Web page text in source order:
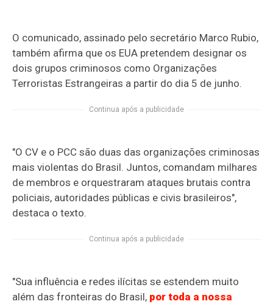
O comunicado, assinado pelo secretário Marco Rubio,
também afirma que os EUA pretendem designar os
dois grupos criminosos como Organizações
Terroristas Estrangeiras a partir do dia 5 de junho.
Continua após a publicidade
"O CV e o PCC são duas das organizações criminosas
mais violentas do Brasil. Juntos, comandam milhares
de membros e orquestraram ataques brutais contra
policiais, autoridades públicas e civis brasileiros",
destaca o texto.
Continua após a publicidade
"Sua influência e redes ilícitas se estendem muito
além das fronteiras do Brasil, por toda a nossa